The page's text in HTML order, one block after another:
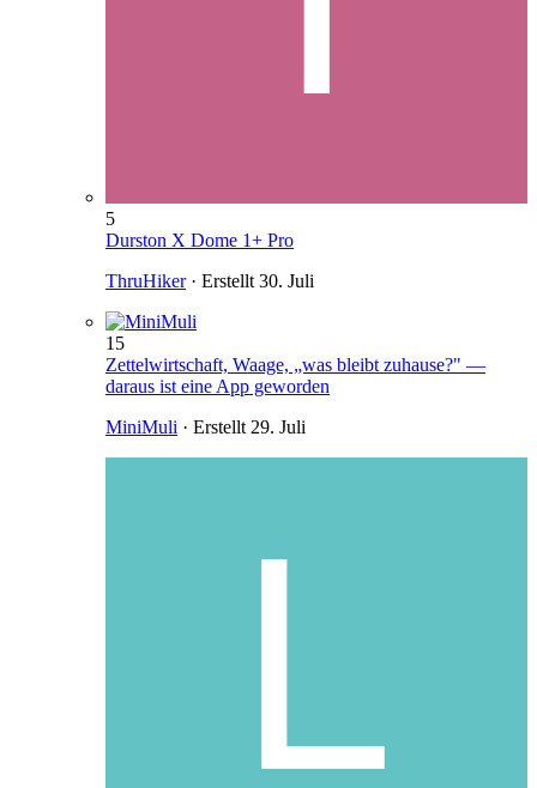
5
Durston X Dome 1+ Pro
ThruHiker· Erstellt 30. Juli
15
Zettelwirtschaft, Waage, „was bleibt zuhause?" —
daraus ist eine App geworden
MiniMuli · Erstellt 29. Juli